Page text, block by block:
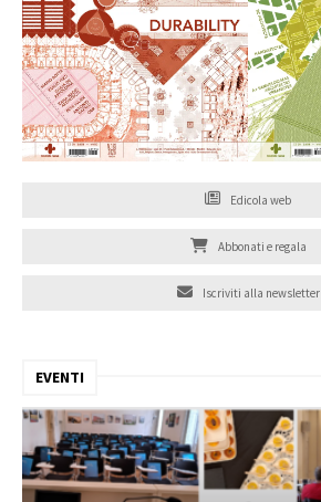
Edicola web
Abbonati e regala
Iscriviti alla newsletter
EVENTI